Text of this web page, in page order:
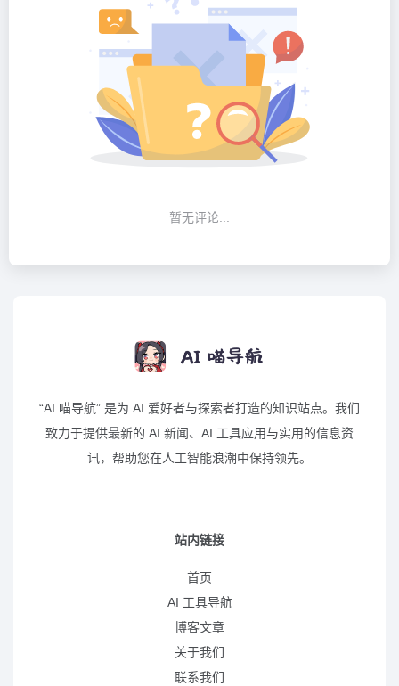
暂无评论...
“AI 喵导航” 是为 AI 爱好者与探索者打造的知识站点。我们
致力于提供最新的 AI 新闻、AI 工具应用与实用的信息资
讯，帮助您在人工智能浪潮中保持领先。
站内链接
首页
AI 工具导航
博客文章
关于我们
联系我们